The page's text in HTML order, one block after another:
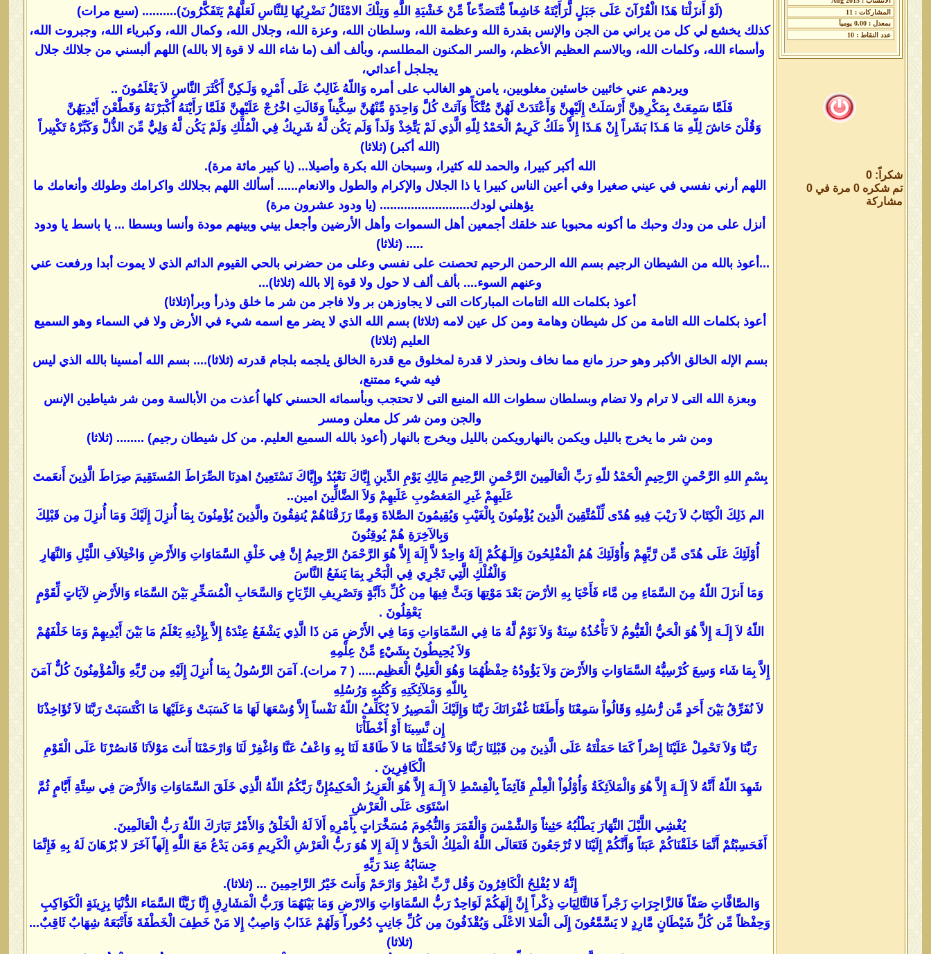
شكراً: 0
تم شكره 0 مرة في 0
مشاركة
(لَوْ أَنزَلْنَا هَذَا الْقُرْآنَ عَلَى جَبَلٍ لَّرَأَيْتَهُ خَاشِعاً مُّتَصَدِّعاً مِّنْ خَشْيَةِ اللَّهِ وَتِلْكَ الامْثَالُ نَضْرِبُهَا لِلنَّاسِ لَعَلَّهُمْ يَتَفَكَّرُونَ).......... (سبع مرات)
كذلك يخشع لي كل من يراني من الجن والإنس بقدرة الله وعظمة الله، وسلطان الله، وعزة الله، وجلال الله، وكمال الله، وكبرياء الله، وجبروت الله،
وأسماء الله، وكلمات الله، وبالاسم العظيم الأعظم، والسر المكنون المطلسم، وبألف ألف (ما شاء الله لا قوة إلا بالله) اللهم ألبسني من جلالك جلال
يجلجل أعدائي،
ويردهم عني خائبين خاسئين مغلوبين، يامن هو الغالب على أمره وَاللّهُ غَالِبٌ عَلَى أَمْرِهِ وَلَـكِنَّ أَكْثَرَ النَّاسِ لاَ يَعْلَمُونَ ..
فَلَمَّا سَمِعَتْ بِمَكْرِهِنَّ أَرْسَلَتْ إِلَيْهِنَّ وَأَعْتَدَتْ لَهُنَّ مُتَّكَأً وَآتَتْ كُلَّ وَاحِدَةٍ مِّنْهُنَّ سِكِّيناً وَقَالَتِ اخْرُجْ عَلَيْهِنَّ فَلَمَّا رَأَيْنَهُ أَكْبَرْنَهُ وَقَطَّعْنَ أَيْدِيَهُنَّ
وَقُلْنَ حَاشَ لِلّهِ مَا هَـذَا بَشَراً إِنْ هَـذَا إِلاَّ مَلَكٌ كَرِيمٌ الْحَمْدُ لِلّهِ الَّذِي لَمْ يَتَّخِذْ وَلَداً وَلَم يَكُن لَّهُ شَرِيكٌ فِي الْمُلْكِ وَلَمْ يَكُن لَّهُ وَلِيٌّ مِّنَ الذُّلَّ وَكَبِّرْهُ تَكْبِيراً
(الله أكبر) (ثلاثا)
الله أكبر كبيرا، والحمد لله كثيرا، وسبحان الله بكرة وأصيلا... (يا كبير مائة مرة).
اللهم أرني نفسي في عيني صغيرا وفي أعين الناس كبيرا يا ذا الجلال والإكرام والطول والانعام...... أسألك اللهم بجلالك واكرامك وطولك وأنعامك ما
يؤهلني لودك.......................... (يا ودود عشرون مرة)
أنزل على من ودك وحبك ما أكونه محبوبا عند خلقك أجمعين أهل السموات وأهل الأرضين وأجعل بيني وبينهم مودة وأنسا وبسطا ... يا باسط يا ودود
..... (ثلاثا)
...أعوذ بالله من الشيطان الرجيم بسم الله الرحمن الرحيم تحصنت على نفسي وعلى من حضرني بالحي القيوم الدائم الذي لا يموت أبدا ورفعت عني
وعنهم السوء.... بألف ألف لا حول ولا قوة إلا بالله (ثلاثا)...
أعوذ بكلمات الله التامات المباركات التى لا يجاوزهن بر ولا فاجر من شر ما خلق وذرأ وبرأ(ثلاثا)
أعوذ بكلمات الله التامة من كل شيطان وهامة ومن كل عين لامه (ثلاثا) بسم الله الذي لا يضر مع اسمه شيء في الأرض ولا في السماء وهو السميع
العليم (ثلاثا)
بسم الإله الخالق الأكبر وهو حرز مانع مما نخاف ونحذر لا قدرة لمخلوق مع قدرة الخالق يلجمه بلجام قدرته (ثلاثا).... بسم الله أمسينا بالله الذي ليس
فيه شيء ممتنع،
وبعزة الله التى لا ترام ولا تضام وبسلطان سطوات الله المنيع التى لا تحتجب وبأسمائه الحسني كلها اُعذت من الأبالسة ومن شر شياطين الإنس
والجن ومن شر كل معلن ومسر
ومن شر ما يخرج بالليل ويكمن بالنهارويكمن بالليل ويخرج بالنهار (أعوذ بالله السميع العليم. من كل شيطان رجيم) ........ (ثلاثا)
بِسْمِ اللهِ الرَّحْمنِ الرَّحِيمِ الْحَمْدُ للّهِ رَبِّ الْعَالَمِينَ الرَّحْمنِ الرَّحِيمِ مَالِكِ يَوْمِ الدِّينِ إِيَّاكَ نَعْبُدُ وإِيَّاكَ نَسْتَعِينُ اهدِنَا الصِّرَاطَ المُستَقِيمَ صِرَاطَ الَّذِينَ أَنعَمتَ
عَلَيهِمْ غَيرِ المَغضُوبِ عَلَيهِمْ وَلاَ الضَّالِّينَ امين..
الم ذَلِكَ الْكِتَابُ لاَ رَيْبَ فِيهِ هُدًى لِّلْمُتَّقِينَ الَّذِينَ يُؤْمِنُونَ بِالْغَيْبِ وَيُقِيمُونَ الصَّلاةَ وَمِمَّا رَزَقْنَاهُمْ يُنفِقُونَ والَّذِينَ يُؤْمِنُونَ بِمَا أُنزِلَ إِلَيْكَ وَمَا أُنزِلَ مِن قَبْلِكَ
وَبِالآخِرَةِ هُمْ يُوقِنُونَ
أُوْلَئِكَ عَلَى هُدًى مِّن رَّبِّهِمْ وَأُوْلَئِكَ هُمُ الْمُفْلِحُونَ وَإِلَـهُكُمْ إِلَهٌ وَاحِدٌ لاَّ إِلَهَ إِلاَّ هُوَ الرَّحْمَنُ الرَّحِيمُ إِنَّ فِي خَلْقِ السَّمَاوَاتِ وَالأَرْضِ وَاخْتِلاَفِ اللَّيْلِ وَالنَّهَارِ
وَالْفُلْكِ الَّتِي تَجْرِي فِي الْبَحْرِ بِمَا يَنفَعُ النَّاسَ
وَمَا أَنزَلَ اللّهُ مِنَ السَّمَاءِ مِن مَّاء فَأَحْيَا بِهِ الأرْضَ بَعْدَ مَوْتِهَا وَبَثَّ فِيهَا مِن كُلِّ دَآبَّةٍ وَتَصْرِيفِ الرِّيَاحِ وَالسَّحَابِ الْمُسَخِّرِ بَيْنَ السَّمَاء وَالأَرْضِ لآيَاتٍ لِّقَوْمٍ
يَعْقِلُونَ .
اللّهُ لاَ إِلَـهَ إِلاَّ هُوَ الْحَيُّ الْقَيُّومُ لاَ تَأْخُذُهُ سِنَةٌ وَلاَ نَوْمٌ لَّهُ مَا فِي السَّمَاوَاتِ وَمَا فِي الأَرْضِ مَن ذَا الَّذِي يَشْفَعُ عِنْدَهُ إِلاَّ بِإِذْنِهِ يَعْلَمُ مَا بَيْنَ أَيْدِيهِمْ وَمَا خَلْفَهُمْ
وَلاَ يُحِيطُونَ بِشَيْءٍ مِّنْ عِلْمِهِ
إِلاَّ بِمَا شَاء وَسِعَ كُرْسِيُّهُ السَّمَاوَاتِ وَالأَرْضَ وَلاَ يَؤُودُهُ حِفْظُهُمَا وَهُوَ الْعَلِيُّ الْعَظِيم..... ( 7 مرات). آمَنَ الرَّسُولُ بِمَا أُنزِلَ إِلَيْهِ مِن رَّبِّهِ وَالْمُؤْمِنُونَ كُلٌّ آمَنَ
بِاللّهِ وَمَلآئِكَتِهِ وَكُتُبِهِ وَرُسُلِهِ
لاَ نُفَرِّقُ بَيْنَ أَحَدٍ مِّن رُّسُلِهِ وَقَالُواْ سَمِعْنَا وَأَطَعْنَا غُفْرَانَكَ رَبَّنَا وَإِلَيْكَ الْمَصِيرُ لاَ يُكَلِّفُ اللّهُ نَفْساً إِلاَّ وُسْعَهَا لَهَا مَا كَسَبَتْ وَعَلَيْهَا مَا اكْتَسَبَتْ رَبَّنَا لاَ تُؤَاخِذْنَا
إِن نَّسِينَا أَوْ أَخْطَأْنَا
رَبَّنَا وَلاَ تَحْمِلْ عَلَيْنَا إِصْراً كَمَا حَمَلْتَهُ عَلَى الَّذِينَ مِن قَبْلِنَا رَبَّنَا وَلاَ تُحَمِّلْنَا مَا لاَ طَاقَةَ لَنَا بِهِ وَاعْفُ عَنَّا وَاغْفِرْ لَنَا وَارْحَمْنَا أَنتَ مَوْلاَنَا فَانصُرْنَا عَلَى الْقَوْمِ
الْكَافِرِينَ .
شَهِدَ اللّهُ أَنَّهُ لاَ إِلَـهَ إِلاَّ هُوَ وَالْمَلاَئِكَةُ وَأُوْلُواْ الْعِلْمِ قَآئِمَاً بِالْقِسْطِ لاَ إِلَـهَ إِلاَّ هُوَ الْعَزِيزُ الْحَكِيمُإِنَّ رَبَّكُمُ اللّهُ الَّذِي خَلَقَ السَّمَاوَاتِ وَالأَرْضَ فِي سِتَّةِ أَيَّامٍ ثُمَّ
اسْتَوَى عَلَى الْعَرْشِ
يُغْشِي اللَّيْلَ النَّهَارَ يَطْلُبُهُ حَثِيثاً وَالشَّمْسَ وَالْقَمَرَ وَالنُّجُومَ مُسَخَّرَاتٍ بِأَمْرِهِ أَلاَ لَهُ الْخَلْقُ وَالأَمْرُ تَبَارَكَ اللّهُ رَبُّ الْعَالَمِينَ.
أَفَحَسِبْتُمْ أَنَّمَا خَلَقْنَاكُمْ عَبَثاً وَأَنَّكُمْ إِلَيْنَا لا تُرْجَعُونَ فَتَعَالَى اللَّهُ الْمَلِكُ الْحَقُّ لا إِلَهَ إِلا هُوَ رَبُّ الْعَرْشِ الْكَرِيمِ وَمَن يَدْعُ مَعَ اللَّهِ إِلَهاً آخَرَ لا بُرْهَانَ لَهُ بِهِ فَإِنَّمَا
حِسَابُهُ عِندَ رَبِّهِ
إِنَّهُ لا يُفْلِحُ الْكَافِرُونَ وَقُل رَّبِّ اغْفِرْ وَارْحَمْ وَأَنتَ خَيْرُ الرَّاحِمِينَ ... (ثلاثا).
وَالصَّافَّاتِ صَفّاً فَالزَّاجِرَاتِ زَجْراً فَالتَّالِيَاتِ ذِكْراً إِنَّ إِلَهَكُمْ لَوَاحِدٌ رَبُّ السَّمَاوَاتِ وَالارْضِ وَمَا بَيْنَهُمَا وَرَبُّ الْمَشَارِقِ إِنَّا زَيَّنَّا السَّمَاء الدُّنْيَا بِزِينَةٍ الْكَوَاكِبِ
وَحِفْظاً مِّن كُلِّ شَيْطَانٍ مَّارِدٍ لا يَسَّمَّعُونَ إِلَى الْمَلا الاعْلَى وَيُقْذَفُونَ مِن كُلِّ جَانِبٍ دُحُوراً وَلَهُمْ عَذَابٌ وَاصِبٌ إِلا مَنْ خَطِفَ الْخَطْفَةَ فَأَتْبَعَهُ شِهَابٌ ثَاقِبٌ...
(ثلاثا)